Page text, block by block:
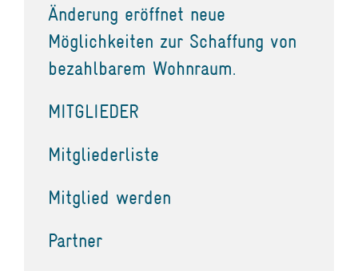
Änderung eröffnet neue
Möglichkeiten zur Schaffung von
bezahlbarem Wohnraum.
MITGLIEDER
Mitgliederliste
Mitglied werden
Partner